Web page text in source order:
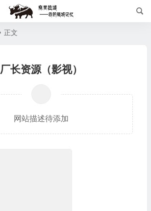
正文
厂长资源（影视）
网站描述待添加